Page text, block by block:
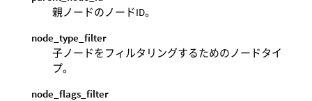
親ノードのノードID。
node_type_filter
子ノードをフィルタリングするためのノードタイ
プ。
node_flags_filter